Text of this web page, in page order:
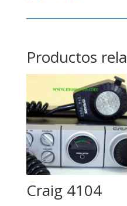
Productos
Craig 4104